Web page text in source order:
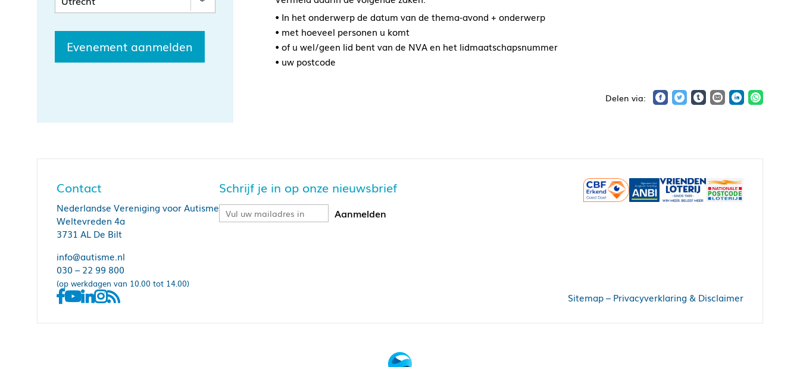
Evenement aanmelden
• In het onderwerp de datum van de thema-avond + onderwerp
• met hoeveel personen u komt
• of u wel/geen lid bent van de NVA en het lidmaatschapsnummer
• uw postcode
Contact
Nederlandse Vereniging voor Autisme
Weltevreden 4a
3731 AL De Bilt
info@autisme.nl
030 – 22 99 800
(op werkdagen van 10.00 tot 14.00)
Schrijf je in op onze nieuwsbrief
Sitemap– Privacyverklaring & Disclaimer